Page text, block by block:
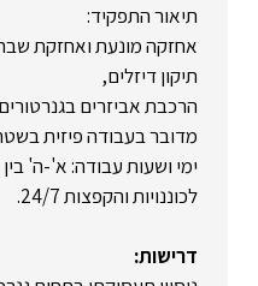
תיאור התפקיד:
אחזקה מונעת ואחזקת
תיקון דיזלים,
הרכבת אביזרים
מדובר בעבודה פיזית
לכוננויות והקפצות 24/7.
דרישות: